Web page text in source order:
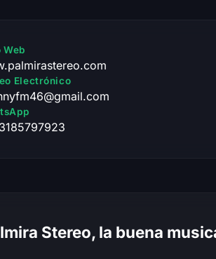
Electrónico
Stereo, la buena